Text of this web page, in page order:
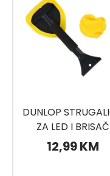
DUNLOP
ZA LED I BRISAČ
12,99 KM